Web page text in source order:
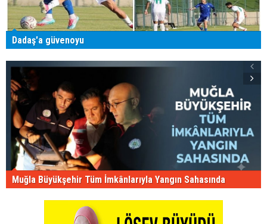
Dadaş'a güvenoyu
Muğla Büyükşehir Tüm İmkânlarıyla Yangın Sahasında